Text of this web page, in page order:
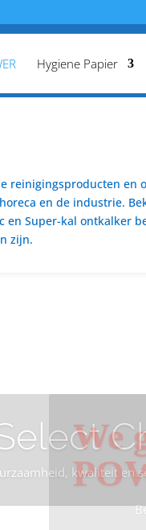
Hygiene Papier
en de industrie.
Super-kal ontkalker
zijn.
kwaliteit en
We